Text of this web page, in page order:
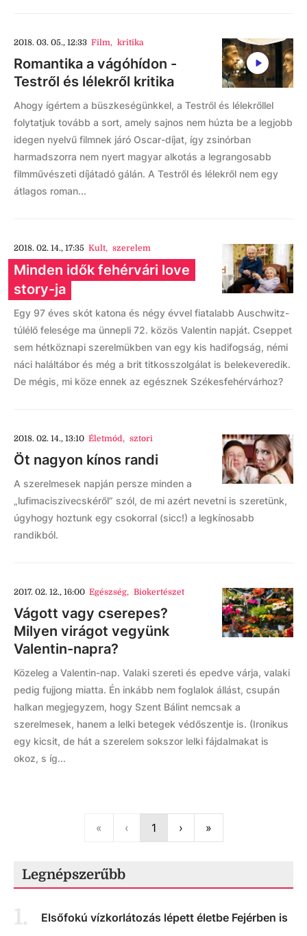
2018. 03. 05., 12:33 Film, kritika
Romantika a vágóhídon -
Testről és lélekről kritika
Ahogy ígértem a büszkeségünkkel, a Testről és lélekrőllel
folytatjuk tovább a sort, amely sajnos nem húzta be a legjobb
idegen nyelvű filmnek járó Oscar-díjat, így zsinórban
harmadszorra nem nyert magyar alkotás a legrangosabb
filmművészeti díjátadó gálán. A Testről és lélekről nem egy
átlagos roman...
2018. 02. 14., 17:35 Kult, szerelem
Minden idők fehérvári love
story-ja
Egy 97 éves skót katona és négy évvel fiatalabb Auschwitz-
túlélő felesége ma ünnepli 72. közös Valentin napját. Cseppet
sem hétköznapi szerelmükben van egy kis hadifogság, némi
náci haláltábor és még a brit titkosszolgálat is belekeveredik.
De mégis, mi köze ennek az egésznek Székesfehérvárhoz?
2018. 02. 14., 13:10 Életmód, sztori
Öt nagyon kínos randi
A szerelmesek napján persze minden a
„lufimaciszivecskéről” szól, de mi azért nevetni is szeretünk,
úgyhogy hoztunk egy csokorral (sicc!) a legkínosabb
randikból.
2017. 02. 12., 16:00 Egészség, Biokertészet
Vágott vagy cserepes?
Milyen virágot vegyünk
Valentin-napra?
Közeleg a Valentin-nap. Valaki szereti és epedve várja, valaki
pedig fujjong miatta. Én inkább nem foglalok állást, csupán
halkan megjegyzem, hogy Szent Bálint nemcsak a
szerelmesek, hanem a lelki betegek védőszentje is. (Ironikus
egy kicsit, de hát a szerelem sokszor lelki fájdalmakat is
okoz, s íg...
« ‹Previous
1 ›Next»Last
Legnépszerűbb
1. Elsőfokú vízkorlátozás lépett életbe Fejérben is